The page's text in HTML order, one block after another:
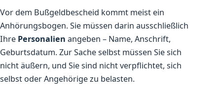
Vor dem Bußgeldbescheid kommt meist ein
Anhörungsbogen. Sie müssen darin ausschließlich
Ihre Personalien angeben – Name, Anschrift,
Geburtsdatum. Zur Sache selbst müssen Sie sich
nicht äußern, und Sie sind nicht verpflichtet, sich
selbst oder Angehörige zu belasten.